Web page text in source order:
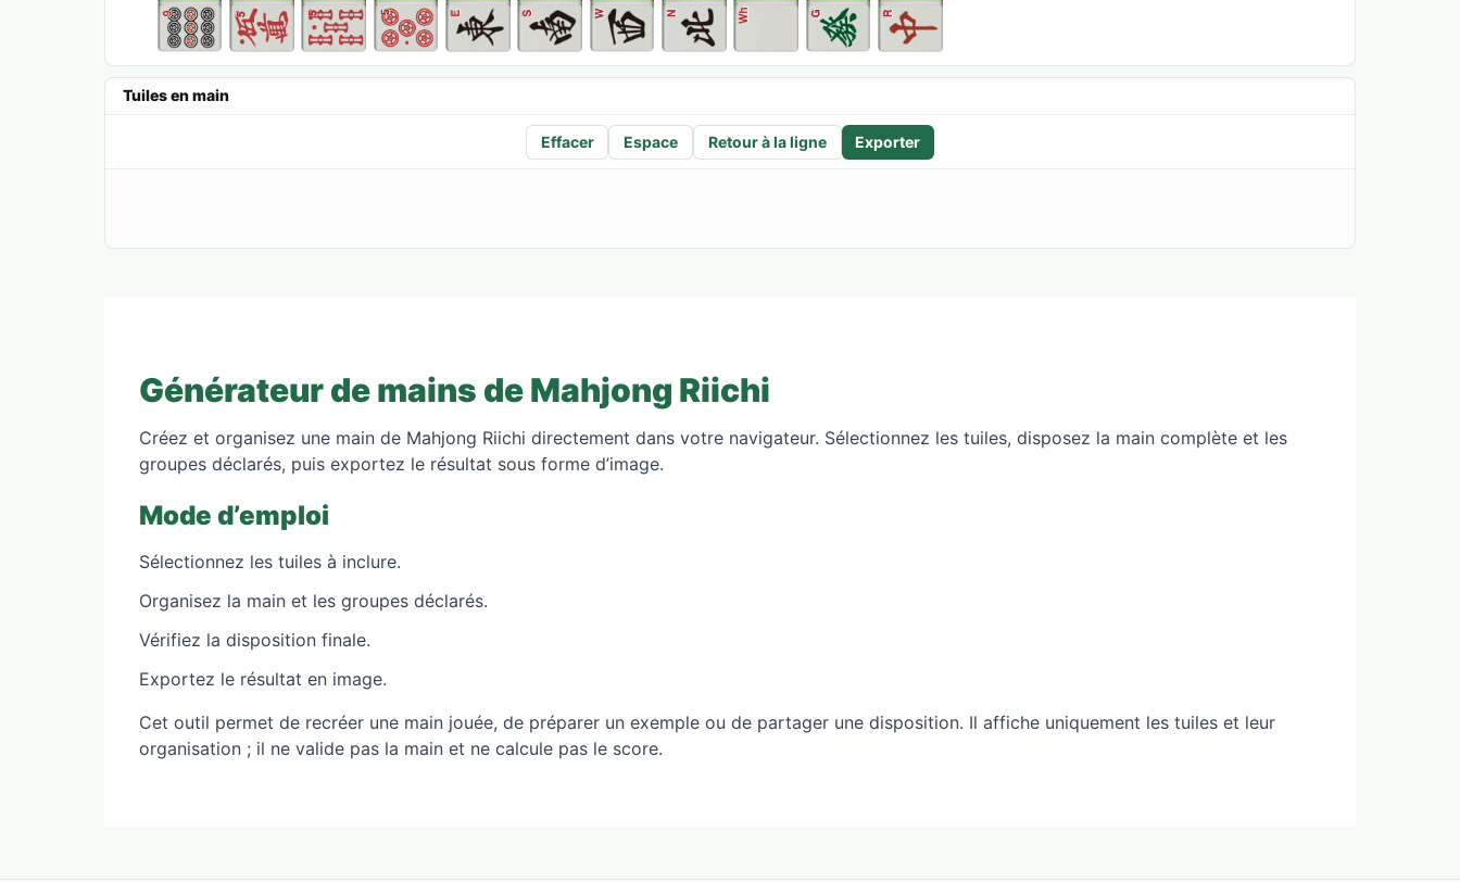
Tuiles en main
Effacer Espace Retour à la ligne Exporter
Générateur de mains de Mahjong Riichi
Créez et organisez une main de Mahjong Riichi directement dans votre navigateur. Sélectionnez les tuiles, disposez la main complète et les
groupes déclarés, puis exportez le résultat sous forme d’image.
Mode d’emploi
Sélectionnez les tuiles à inclure.
Organisez la main et les groupes déclarés.
Vérifiez la disposition finale.
Exportez le résultat en image.
Cet outil permet de recréer une main jouée, de préparer un exemple ou de partager une disposition. Il affiche uniquement les tuiles et leur
organisation ; il ne valide pas la main et ne calcule pas le score.